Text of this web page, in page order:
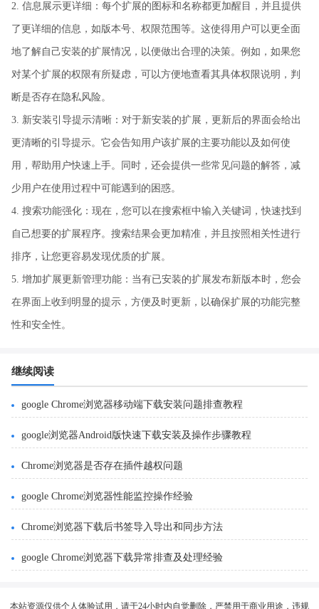
2. 信息展示更详细：每个扩展的图标和名称都更加醒目，并且提供
了更详细的信息，如版本号、权限范围等。这使得用户可以更全面
地了解自己安装的扩展情况，以便做出合理的决策。例如，如果您
对某个扩展的权限有所疑虑，可以方便地查看其具体权限说明，判
断是否存在隐私风险。
3. 新安装引导提示清晰：对于新安装的扩展，更新后的界面会给出
更清晰的引导提示。它会告知用户该扩展的主要功能以及如何使
用，帮助用户快速上手。同时，还会提供一些常见问题的解答，减
少用户在使用过程中可能遇到的困惑。
4. 搜索功能强化：现在，您可以在搜索框中输入关键词，快速找到
自己想要的扩展程序。搜索结果会更加精准，并且按照相关性进行
排序，让您更容易发现优质的扩展。
5. 增加扩展更新管理功能：当有已安装的扩展发布新版本时，您会
在界面上收到明显的提示，方便及时更新，以确保扩展的功能完整
性和安全性。
继续阅读
google Chrome浏览器移动端下载安装问题排查教程
google浏览器Android版快速下载安装及操作步骤教程
Chrome浏览器是否存在插件越权问题
google Chrome浏览器性能监控操作经验
Chrome浏览器下载后书签导入导出和同步方法
google Chrome浏览器下载异常排查及处理经验
本站资源仅供个人体验试用，请于24小时内自觉删除，严禁用于商业用途，违规